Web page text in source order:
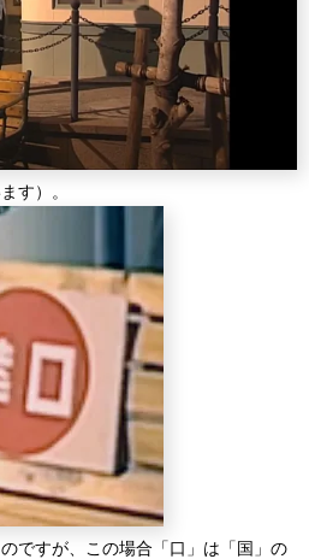
す）。
ですが、この場合「口」は「国」の